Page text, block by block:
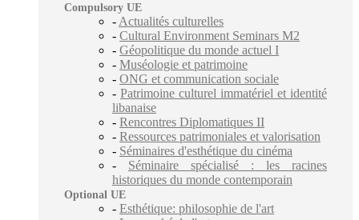
Compulsory UE
- Actualités culturelles
- Cultural Environment Seminars M2
- Géopolitique du monde actuel I
- Muséologie et patrimoine
- ONG et communication sociale
- Patrimoine culturel immatériel et identité
libanaise
- Rencontres Diplomatiques II
- Ressources patrimoniales et valorisation
- Séminaires d'esthétique du cinéma
- Séminaire spécialisé : les racines
historiques du monde contemporain
Optional UE
- Esthétique: philosophie de l'art